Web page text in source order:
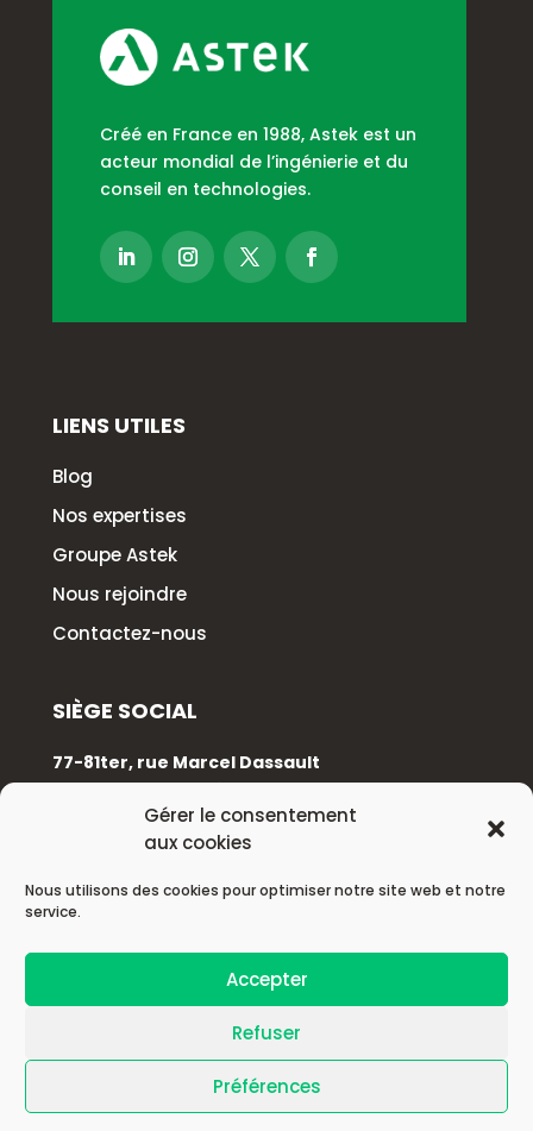
Gérer le consentement
aux cookies
Nous utilisons des cookies pour optimiser notre site web et notre
service.
Accepter
Refuser
Préférences
Créé en France en 1988, Astek est un
acteur mondial de l’ingénierie et du
conseil en technologies.
LIENS UTILES
Blog
Nos expertises
Groupe Astek
Nous rejoindre
Contactez-nous
SIÈGE SOCIAL
77-81ter, rue Marcel Dassault
92100 Boulogne-Billancourt
| Politique de confidentialité |